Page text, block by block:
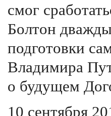
смог
Болтон
подготовки
Владимира
о будущем
10 сентября